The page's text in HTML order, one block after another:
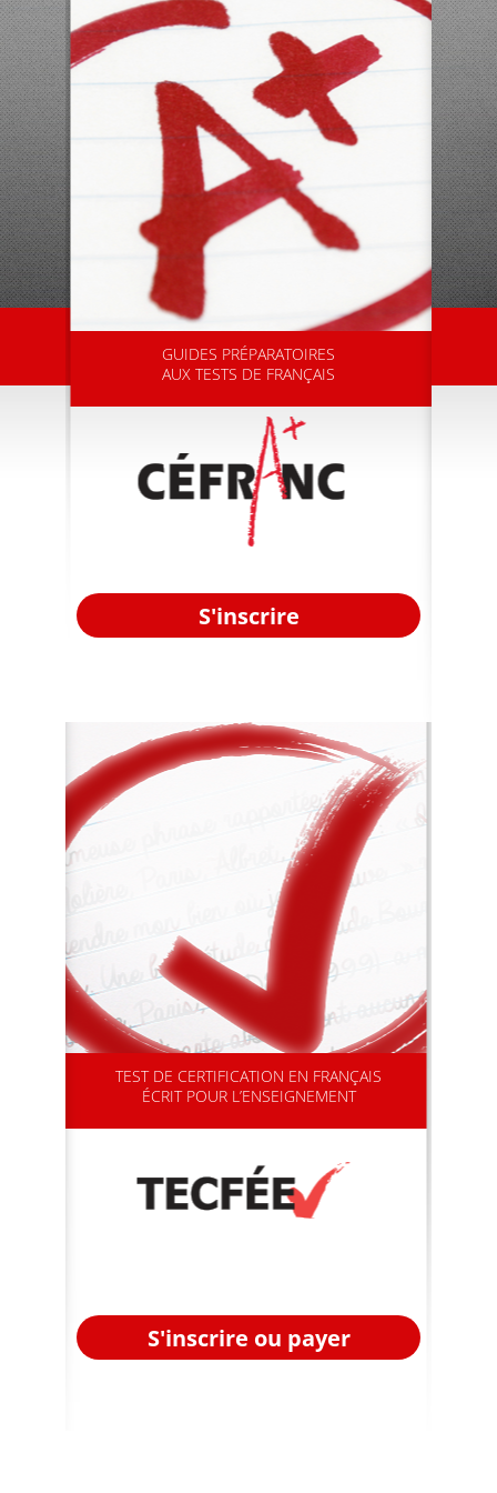
GUIDES PRÉPARATOIRES
AUX TESTS DE FRANÇAIS
S'inscrire
TEST DE CERTIFICATION EN FRANÇAIS
ÉCRIT POUR L’ENSEIGNEMENT
S'inscrire ou payer